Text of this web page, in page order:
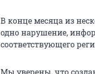
В конце месяца из
одно нарушение,
соответствующего
Мы уверены, что